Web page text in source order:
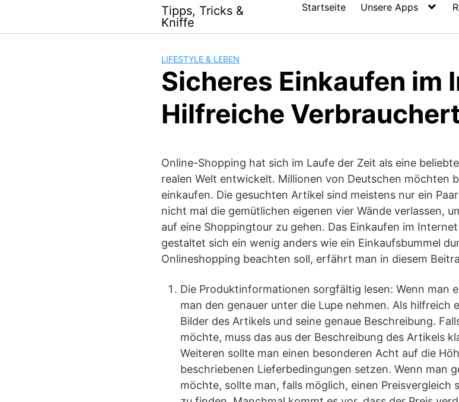
content
Tipps, Tricks &
Kniffe
Startseite Unsere Apps
LIFESTYLE & LEBEN
Sicheres Einkaufen im
Hilfreiche
Online-Shopping hat sich im Laufe der Zeit als eine
realen Welt entwickelt. Millionen von Deutschen möchten
einkaufen. Die gesuchten Artikel sind meistens nur ein
nicht mal die gemütlichen eigenen vier Wände verlassen,
auf eine Shoppingtour zu gehen. Das Einkaufen im
gestaltet sich ein wenig anders wie ein Einkaufsbummel
Onlineshopping beachten soll, erfährt man in diesem
Die Produktinformationen sorgfältig lesen: Wenn man
man den genauer unter die Lupe nehmen. Als hilfreich
Bilder des Artikels und seine genaue Beschreibung.
möchte, muss das aus der Beschreibung des Artikels
Weiteren sollte man einen besonderen Acht auf die
beschriebenen Lieferbedingungen setzen. Wenn man
möchte, sollte man, falls möglich, einen